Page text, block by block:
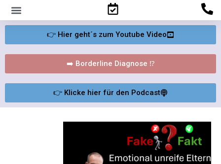
👉 Hier geht´s zum Youtube Video
➡️ Borderline Diagnose ⁉️
👉 Klicke hier für den Podcast